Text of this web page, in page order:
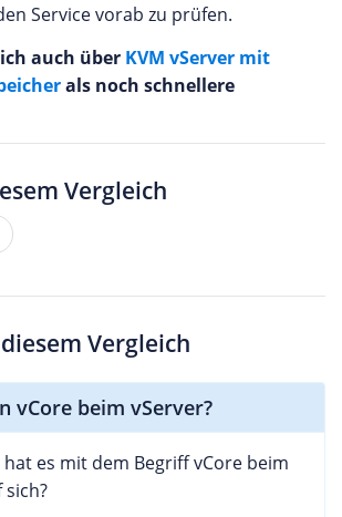
Service vorab zu prüfen.
auch über KVM vServer mit
als noch schnellere
Vergleich
Vergleich
vCore beim vServer?
hat es mit dem Begriff vCore beim
sich?